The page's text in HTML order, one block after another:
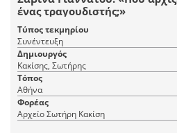
ένας τραγουδιστής;»
Τύπος τεκμηρίου
Συνέντευξη
Δημιουργός
Κακίσης, Σωτήρης
Τόπος
Αθήνα
Φορέας
Αρχείο Σωτήρη Κακίση